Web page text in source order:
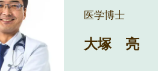
医学博士
大塚 亮